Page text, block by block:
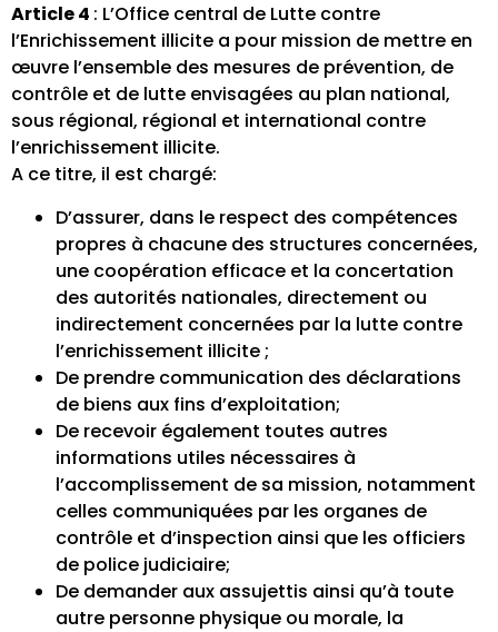
Article 4 : L’Office central de Lutte contre
l’Enrichissement illicite a pour mission de mettre en
œuvre l’ensemble des mesures de prévention, de
contrôle et de lutte envisagées au plan national,
sous régional, régional et international contre
l’enrichissement illicite.
A ce titre, il est chargé:
D’assurer, dans le respect des compétences
propres à chacune des structures concernées,
une coopération efficace et la concertation
des autorités nationales, directement ou
indirectement concernées par la lutte contre
l’enrichissement illicite ;
De prendre communication des déclarations
de biens aux fins d’exploitation;
De recevoir également toutes autres
informations utiles nécessaires à
l’accomplissement de sa mission, notamment
celles communiquées par les organes de
contrôle et d’inspection ainsi que les officiers
de police judiciaire;
De demander aux assujettis ainsi qu’à toute
autre personne physique ou morale, la